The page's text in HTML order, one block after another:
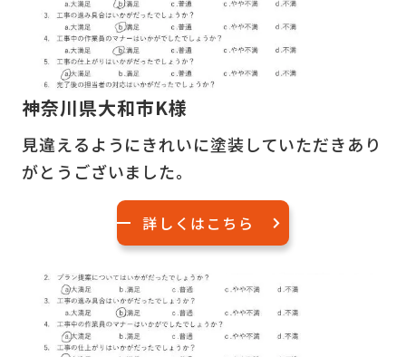
神奈川県大和市K様
見違えるようにきれいに塗装していただきあり
がとうございました。
詳しくはこちら